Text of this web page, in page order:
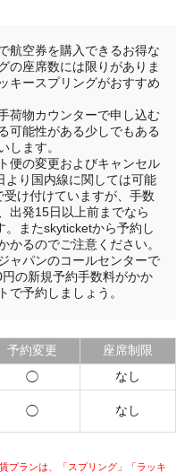
航空券を購入できるお得な
の座席数には限りがありま
キースプリングがおすすめ
荷物カウンターで申し込む
可能性がある少しでもある
します。
便の変更およびキャンセル
より国内線に関しては可能
け付けていますが、手数
出発15日以上前までなら
またskyticketから予約し
かるのでご注意ください。
ャパンのコールセンターで
の新規予約手数料がかか
で予約しましょう。
予約変更
座席制限
◯
なし
◯ なし
プランは、「スプリング」「ラッキ